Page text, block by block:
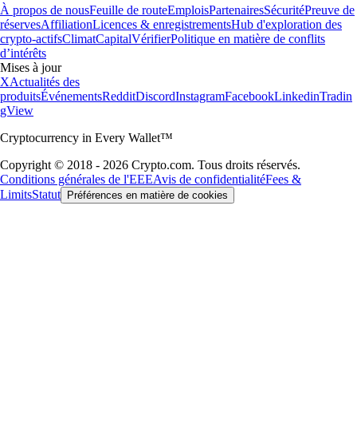
À propos de nousFeuille de routeEmploisPartenairesSécuritéPreuve de
réservesAffiliationLicences & enregistrementsHub d'exploration des
crypto-actifsClimatCapitalVérifierPolitique en matière de conflits
d’intérêts
Mises à jour
XActualités des
produitsÉvénementsRedditDiscordInstagramFacebookLinkedinTradin
gView
Cryptocurrency in Every Wallet™
Copyright © 2018 - 2026 Crypto.com. Tous droits réservés.
Conditions générales de l'EEEAvis de confidentialitéFees &
LimitsStatut Préférences en matière de cookies